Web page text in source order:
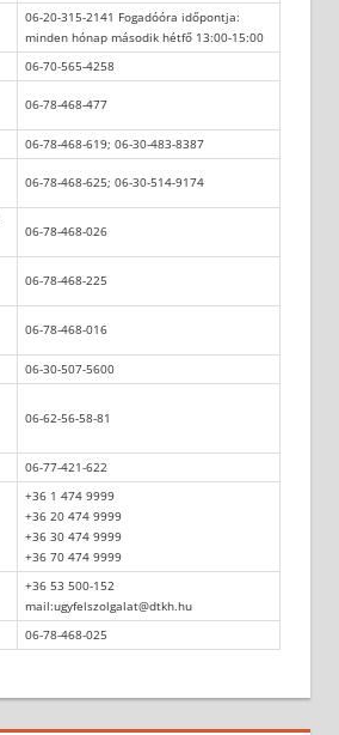
06-20-315-2141 Fogadóóra időpontja:
minden hónap második hétfő 13:00-15:00
06-70-565-4258
06-78-468-477
06-78-468-619; 06-30-483-8387
06-78-468-625; 06-30-514-9174
06-78-468-026
06-78-468-225
06-78-468-016
06-30-507-5600
06-62-56-58-81
06-77-421-622
+36 1 474 9999
+36 20 474 9999
+36 30 474 9999
+36 70 474 9999
+36 53 500-152
mail:ugyfelszolgalat@dtkh.hu
06-78-468-025